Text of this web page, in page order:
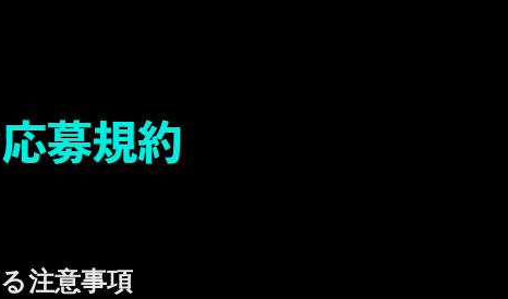
応募規約
注意事項